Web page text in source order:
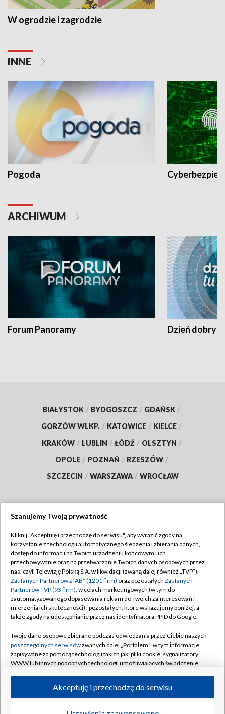
W ogrodzie i zagrodzie
INNE
Pogoda
ARCHIWUM
Forum Panoramy Dzień dobry
BIAŁYSTOK / BYDGOSZCZ / GDAŃSK /
GORZÓW WLKP. / KATOWICE / KIELCE /
KRAKÓW / LUBLIN / ŁÓDŹ / OLSZTYN /
OPOLE / POZNAŃ / RZESZÓW /
SZCZECIN / WARSZAWA / WROCŁAW
TVP
Abonament TVP
Emisja w TVP
Centrum informacji TVP
Naziemna Telewizja Cyfrowa
Rada Programowa
System NOS
Informacje o nadawcy
Program dla prasy
Regulamin TVP
Polityka prywatności
Moje zgody
Pomoc
Kontakt
Kanały
©2026 Telewizja Polska S.A. w likwidacji
Szanujemy Twoją prywatność
Kliknij "Akceptuję i przechodzę do serwisu", aby wyrazić zgody na
korzystanie z technologii automatycznego śledzenia i zbierania danych,
dostęp do informacji na Twoim urządzeniu końcowym i ich
przechowywanie oraz na przetwarzanie Twoich danych osobowych przez
nas, czyli Telewizję Polską S.A. w likwidacji (zwaną dalej również „TVP”),
Zaufanych Partnerów z IAB* (1201 firm) oraz pozostałych Zaufanych
Partnerów TVP (93 firm), w celach marketingowych (w tym do
zautomatyzowanego dopasowania reklam do Twoich zainteresowań i
mierzenia ich skuteczności) i pozostałych, które wskazujemy poniżej, a
także zgody na udostępnianie przez nas identyfikatora PPID do Google.
Twoje dane osobowe zbierane podczas odwiedzania przez Ciebie naszych
poszczególnych serwisówzwanych dalej „Portalem”, w tym informacje
zapisywane za pomocą technologii takich jak: pliki cookie, sygnalizatory
WWW lub innych podobnych technologii umożliwiających świadczenie
ruchu w Internecie.
Twoje dane osobowe zbierane podczas odwiedzania przez Ciebie
Akceptuję i przechodzę do serwisu